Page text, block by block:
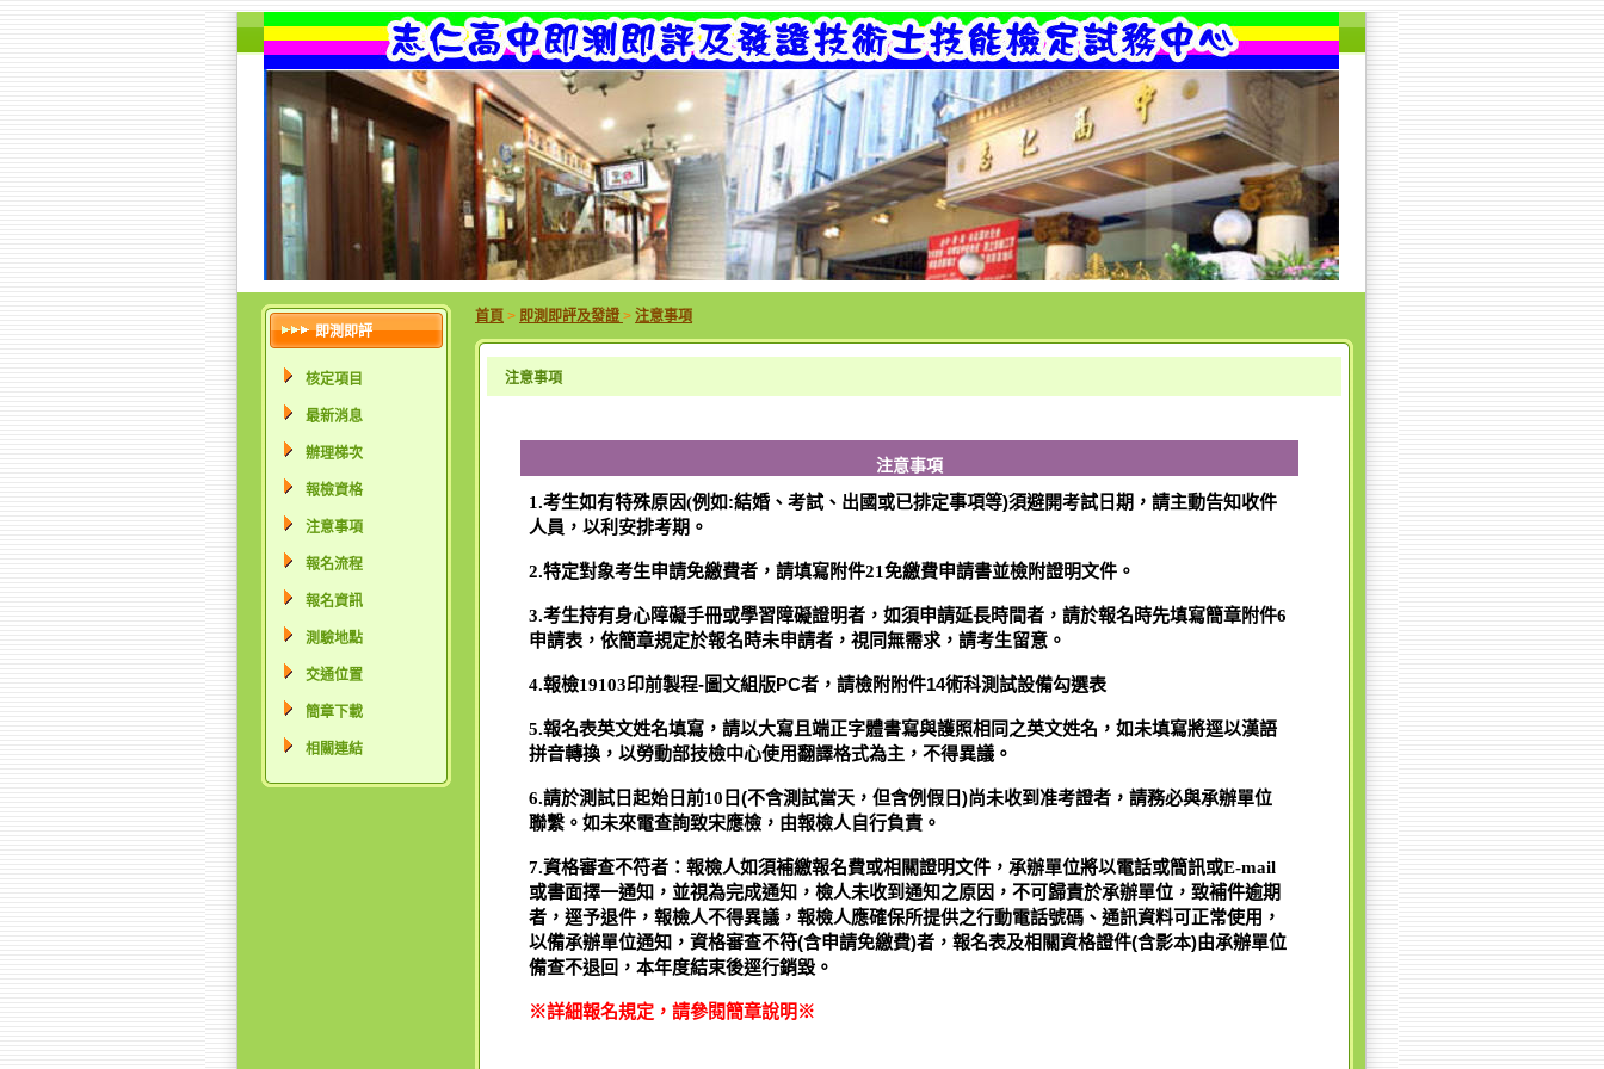
即測即評
核定項目
最新消息
辦理梯次
報檢資格
注意事項
報名流程
報名資訊
測驗地點
交通位置
簡章下載
相關連結
首頁 > 即測即評及發證 > 注意事項
注意事項
注意事項
1.考生如有特殊原因(例如:結婚、考試、出國或已排定事項等)須避開考試日期，請主動告知收件
人員，以利安排考期。
2.特定對象考生申請免繳費者，請填寫附件21免繳費申請書並檢附證明文件。
3.考生持有身心障礙手冊或學習障礙證明者，如須申請延長時間者，請於報名時先填寫簡章附件6
申請表，依簡章規定於報名時未申請者，視同無需求，請考生留意。
4.報檢19103印前製程-圖文組版PC者，請檢附附件14術科測試設備勾選表
5.報名表英文姓名填寫，請以大寫且端正字體書寫與護照相同之英文姓名，如未填寫將逕以漢語
拼音轉換，以勞動部技檢中心使用翻譯格式為主，不得異議。
6.請於測試日起始日前10 日(不含測試當天，但含例假日)尚未收到准考證者，請務必與承辦單位
聯繫。如未來電查詢致宋應檢，由報檢人自行負責。
7.資格審查不符者：報檢人如須補繳報名費或相關證明文件，承辦單位將以電話或簡訊或E-mail
或書面擇一通知，並視為完成通知，檢人未收到通知之原因，不可歸責於承辦單位，致補件逾期
者，逕予退件，報檢人不得異議，報檢人應確保所提供之行動電話號碼、通訊資料可正常使用，
以備承辦單位通知，資格審查不符(含申請免繳費)者，報名表及相關資格證件(含影本)由承辦單位
備查不退回，本年度結束後逕行銷毀。
※詳細報名規定，請參閱簡章說明※